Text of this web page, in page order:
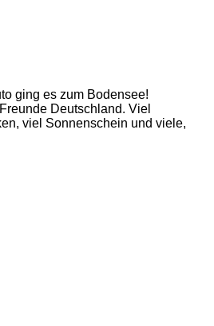
ging es zum Bodensee!
Deutschland. Viel
viel Sonnenschein und viele,